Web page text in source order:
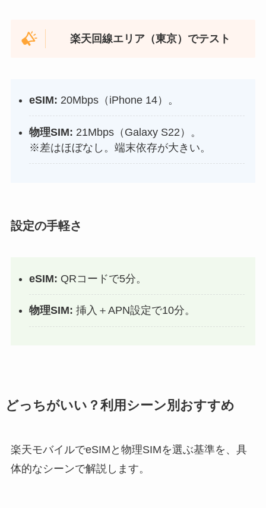
楽天回線エリア（東京）でテスト
eSIM: 20Mbps（iPhone 14）。
物理SIM: 21Mbps（Galaxy S22）。
※差はほぼなし。端末依存が大きい。
設定の手軽さ
eSIM: QRコードで5分。
物理SIM:挿入＋APN設定で10分。
どっちがいい？利用シーン別おすすめ
楽天モバイルでeSIMと物理SIMを選ぶ基準を、具
体的なシーンで解説します。